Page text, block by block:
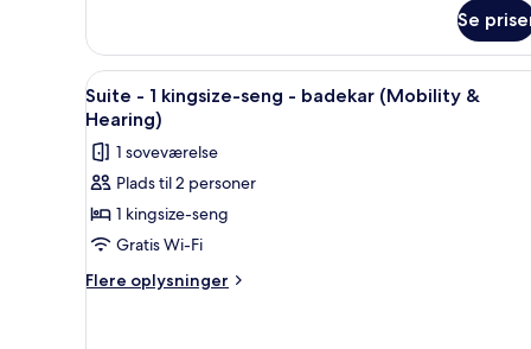
(Mobility
&
Hearing)
suite
1
kingsize-
badekar
&
Hearing)
Se
Indlæs
alle
billeder
af
Suite
-
1
kingsize-
Et soveværelse med stribede
17
Suite - 1 kingsize-seng - badekar (Mobility &
Hearing)
1 soveværelse
Plads til 2 personer
1 kingsize-seng
Gratis Wi-Fi
Flere oplysninger
Flere